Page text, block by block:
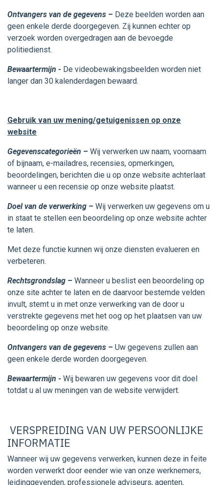
Ontvangers van de gegevens – Deze beelden worden aan
geen enkele derde doorgegeven. Zij kunnen echter op
verzoek worden overgedragen aan de bevoegde
politiedienst.
Bewaartermijn - De videobewakingsbeelden worden niet
langer dan 30 kalenderdagen bewaard.
Gebruik van uw mening/getuigenissen op onze
website
Gegevenscategorieën – Wij verwerken uw naam, voornaam
of bijnaam, e-mailadres, recensies, opmerkingen,
beoordelingen, berichten die u op onze website achterlaat
wanneer u een recensie op onze website plaatst.
Doel van de verwerking – Wij verwerken uw gegevens om u
in staat te stellen een beoordeling op onze website achter
te laten.
Met deze functie kunnen wij onze diensten evalueren en
verbeteren.
Rechtsgrondslag – Wanneer u beslist een beoordeling op
onze site achter te laten en de daarvoor bestemde velden
invult, stemt u in met onze verwerking van de door u
verstrekte gegevens met het oog op het plaatsen van uw
beoordeling op onze website.
Ontvangers van de gegevens – Uw gegevens zullen aan
geen enkele derde worden doorgegeven.
Bewaartermijn - Wij bewaren uw gegevens voor dit doel
totdat u al uw meningen van de website verwijdert.
VERSPREIDING VAN UW PERSOONLIJKE
INFORMATIE
Wanneer wij uw gegevens verwerken, kunnen deze in feite
worden verwerkt door eender wie van onze werknemers,
leidinggevenden, professionele adviseurs, agenten,